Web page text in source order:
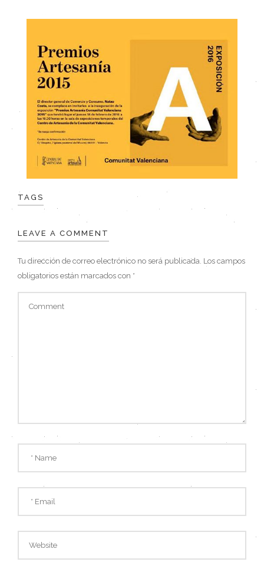
TAGS
LEAVE A COMMENT
Tu dirección de correo electrónico no será publicada. Los campos
obligatorios están marcados con *